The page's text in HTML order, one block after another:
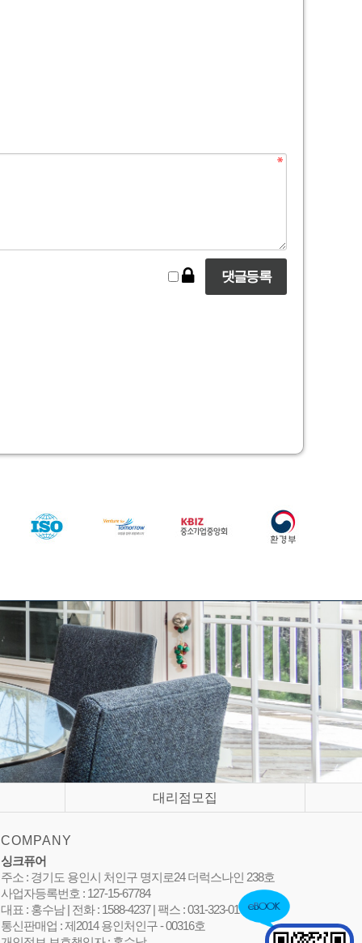
대리점모집
COMPANY
싱크퓨어
주소 : 경기도 용인시 처인구 명지로24 더럭스나인 238호
사업자등록번호 : 127-15-67784
대표 : 홍수남 | 전화 : 1588-4237 | 팩스 : 031-323-0105
통신판매업 : 제2014 용인처인구 - 00316호